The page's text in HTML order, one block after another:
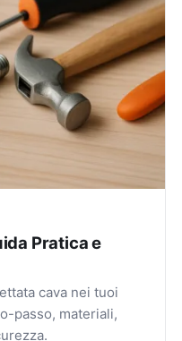
Pratica e
cava nei tuoi
passo, materiali,